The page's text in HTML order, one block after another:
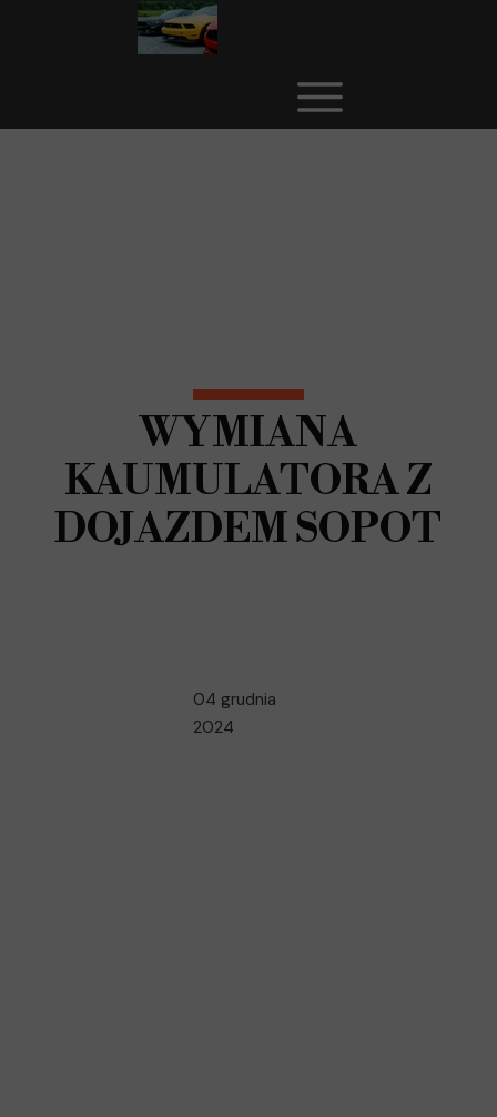
WYMIANA
KAUMULATORA Z
DOJAZDEM SOPOT
04 grudnia
2024